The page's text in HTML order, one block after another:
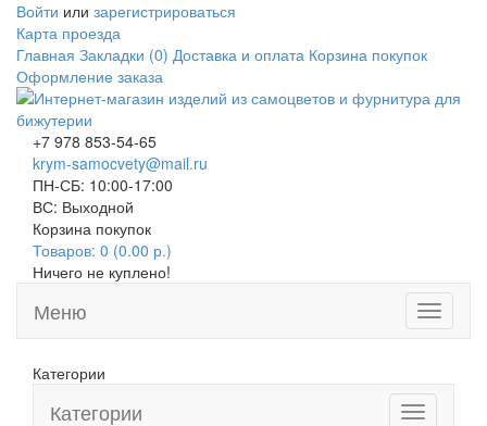
Войти или зарегистрироваться
Карта проезда
Главная Закладки (0) Доставка и оплата Корзина покупок
Оформление заказа
+7 978 853-54-65
krym-samocvety@mail.ru
ПН-СБ: 10:00-17:00
ВС: Выходной
Корзина покупок
Товаров: 0 (0.00 р.)
Ничего не куплено!
Toggle
Меню
Категории
Toggle
Категории